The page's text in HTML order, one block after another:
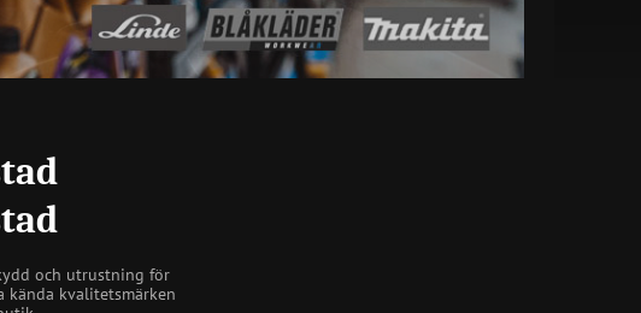
och utrustning för
kända kvalitetsmärken